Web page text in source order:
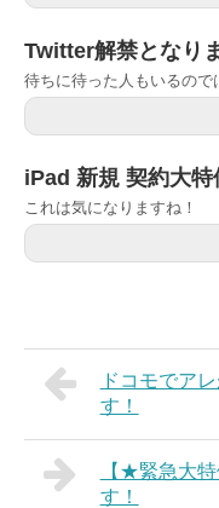
Twitter解禁となり
待ちに待った人もいるので
iPad 新規 契約大特
これは気になりますね！
ドコモでア
す！
【★緊急大
す！